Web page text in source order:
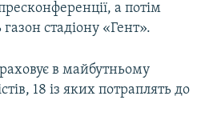
а потім
стадіону «Гент».
в майбутньому
18 із яких потраплять до